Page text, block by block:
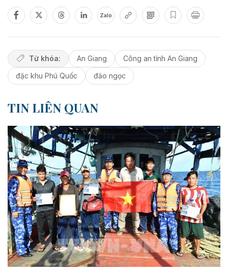
Zalo
Từ khóa: An Giang
Công an tỉnh An Giang
đặc khu Phú Quốc
đảo ngọc
TIN LIÊN QUAN